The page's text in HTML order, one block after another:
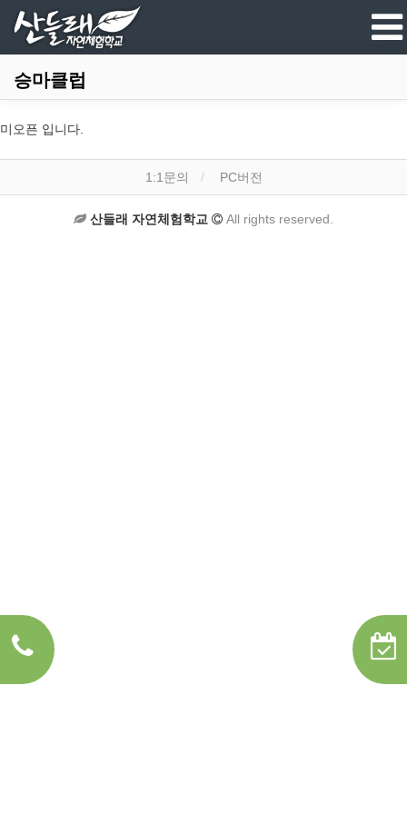
승마클럽
미오픈 입니다.
1:1문의 PC버전
산들래 자연체험학교 All rights reserved.